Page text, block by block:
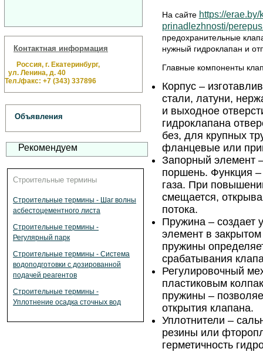
Контактная информация
Россия, г. Екатеринбург,
ул. Ленина, д. 40
Тел./факс: +7 (343) 337896
Объявления
Рекомендуем
Строительные термины
Строительные термины - Шаг волны
асбестоцементного листа
Строительные термины -
Регулярный парк
Строительные термины - Система
водоподготовки с дозированной
подачей реагентов
Строительные термины -
Уплотнение осадка сточных вод
На сайте https://
prinadlezhnosti/
предохранительные
нужный гидроклапан и
Главные компоненты
Корпус –
стали, латуни,
и выходное
гидроклапана
без, для крупных
фланцевые или
Запорный элемент
поршень. Функция –
газа. При
смещается,
потока.
Пружина – создает
элемент в
пружины
срабатывания
Регулировочный
пластиковым
пружины –
открытия клапана.
Уплотнители –
резины или
герметичность